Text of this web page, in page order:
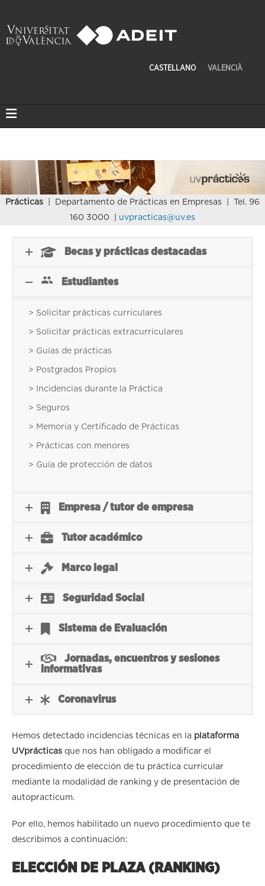
CASTELLANO VALENCIÀ
Prácticas
| Departamento de Prácticas en Empresas | Tel. 96
160 3000 | uvpracticas@uv.es
Becas y prácticas destacadas
Estudiantes
> Solicitar prácticas curriculares
> Solicitar prácticas extracurriculares
> Guías de prácticas
> Postgrados Propios
> Incidencias durante la Práctica
> Seguros
> Memoria y Certificado de Prácticas
> Prácticas con menores
> Guía de protección de datos
Empresa / tutor de empresa
Tutor académico
Marco legal
Seguridad Social
Sistema de Evaluación
Jornadas, encuentros y sesiones
informativas
Coronavirus
Hemos detectado incidencias técnicas en la plataforma
UVprácticas que nos han obligado a modificar el
procedimiento de elección de tu práctica curricular
mediante la modalidad de ranking y de presentación de
autopracticum.
Por ello, hemos habilitado un nuevo procedimiento que te
describimos a continuación:
ELECCIÓN DE PLAZA (RANKING)